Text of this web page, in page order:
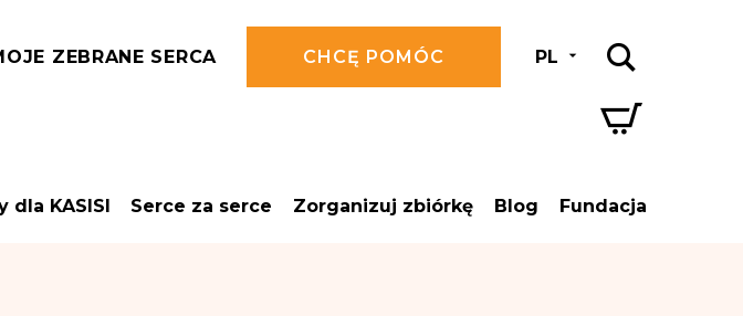
ZEBRANE SERCA CHCĘ POMÓC PL
dla KASISI Serce za serce Zorganizuj zbiórkę Blog Fundacja